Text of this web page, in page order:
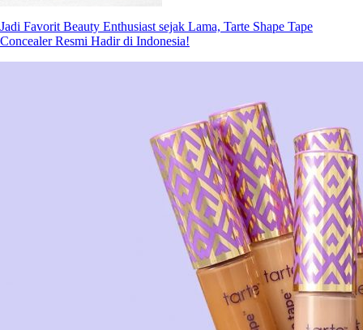
Jadi Favorit Beauty Enthusiast sejak Lama, Tarte Shape Tape
Concealer Resmi Hadir di Indonesia!